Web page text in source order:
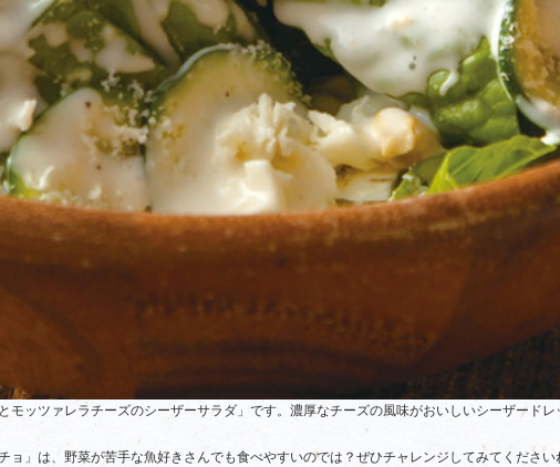
ッツァレラチーズのシーザーサラダ」です。濃厚なチーズの風味がおいしいシーザード
」は、野菜が苦手な魚好きさんでも食べやすいのでは？ぜひチャレンジしてみてください